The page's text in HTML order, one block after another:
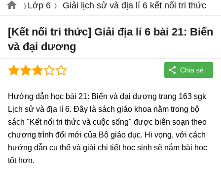
Lớp 6 Giải lịch sử và địa lí 6 kết nối tri thức
[Kết nối tri thức] Giải địa lí 6 bài 21: Biển
và đại dương
Hướng dẫn học bài 21: Biển và đại dương trang 163 sgk
Lịch sử và địa lí 6. Đây là sách giáo khoa nằm trong bộ
sách "Kết nối tri thức và cuộc sống" được biên soạn theo
chương trình đổi mới của Bộ giáo dục. Hi vọng, với cách
hướng dẫn cụ thể và giải chi tiết học sinh sẽ nắm bài học
tốt hơn.